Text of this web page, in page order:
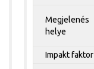
Megjelenés
helye
Impakt faktor